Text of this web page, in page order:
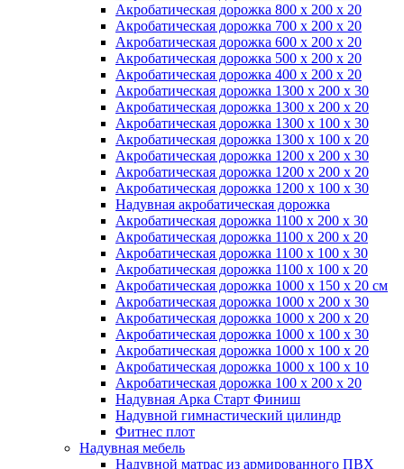
Акробатическая дорожка 800 x 200 x 20
Акробатическая дорожка 700 x 200 x 20
Акробатическая дорожка 600 x 200 x 20
Акробатическая дорожка 500 x 200 x 20
Акробатическая дорожка 400 x 200 x 20
Акробатическая дорожка 1300 x 200 x 30
Акробатическая дорожка 1300 x 200 x 20
Акробатическая дорожка 1300 x 100 x 30
Акробатическая дорожка 1300 x 100 x 20
Акробатическая дорожка 1200 x 200 x 30
Акробатическая дорожка 1200 x 200 x 20
Акробатическая дорожка 1200 x 100 x 30
Надувная акробатическая дорожка
Акробатическая дорожка 1100 x 200 x 30
Акробатическая дорожка 1100 x 200 x 20
Акробатическая дорожка 1100 x 100 x 30
Акробатическая дорожка 1100 x 100 x 20
Акробатическая дорожка 1000 x 150 x 20 см
Акробатическая дорожка 1000 x 200 x 30
Акробатическая дорожка 1000 x 200 x 20
Акробатическая дорожка 1000 x 100 x 30
Акробатическая дорожка 1000 x 100 x 20
Акробатическая дорожка 1000 x 100 x 10
Акробатическая дорожка 100 x 200 x 20
Надувная Арка Старт Финиш
Надувной гимнастический цилиндр
Фитнес плот
Надувная мебель
Надувной матрас из армированного ПВХ